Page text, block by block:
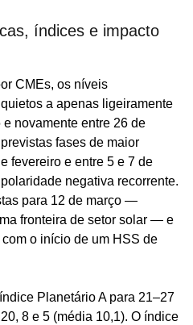
índices e impacto
CMEs, os níveis
a apenas ligeiramente
novamente entre 26 de
fases de maior
fevereiro e entre 5 e 7 de
negativa recorrente.
para 12 de março —
fronteira de setor solar — e
o início de um HSS de
Planetário A para 21–27
8 e 5 (média 10,1). O índice